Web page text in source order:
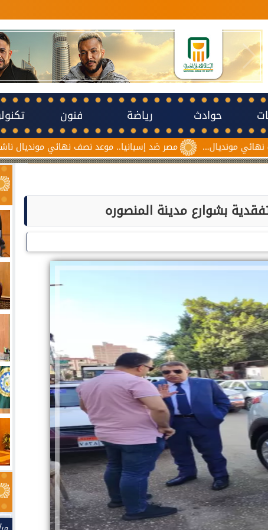
حوادث رياضة فنون
مصر ضد إسبانيا.. موعد نصف نهائي مونديال ناشئات كرة اليد
بشوارع مدينة المنصوره